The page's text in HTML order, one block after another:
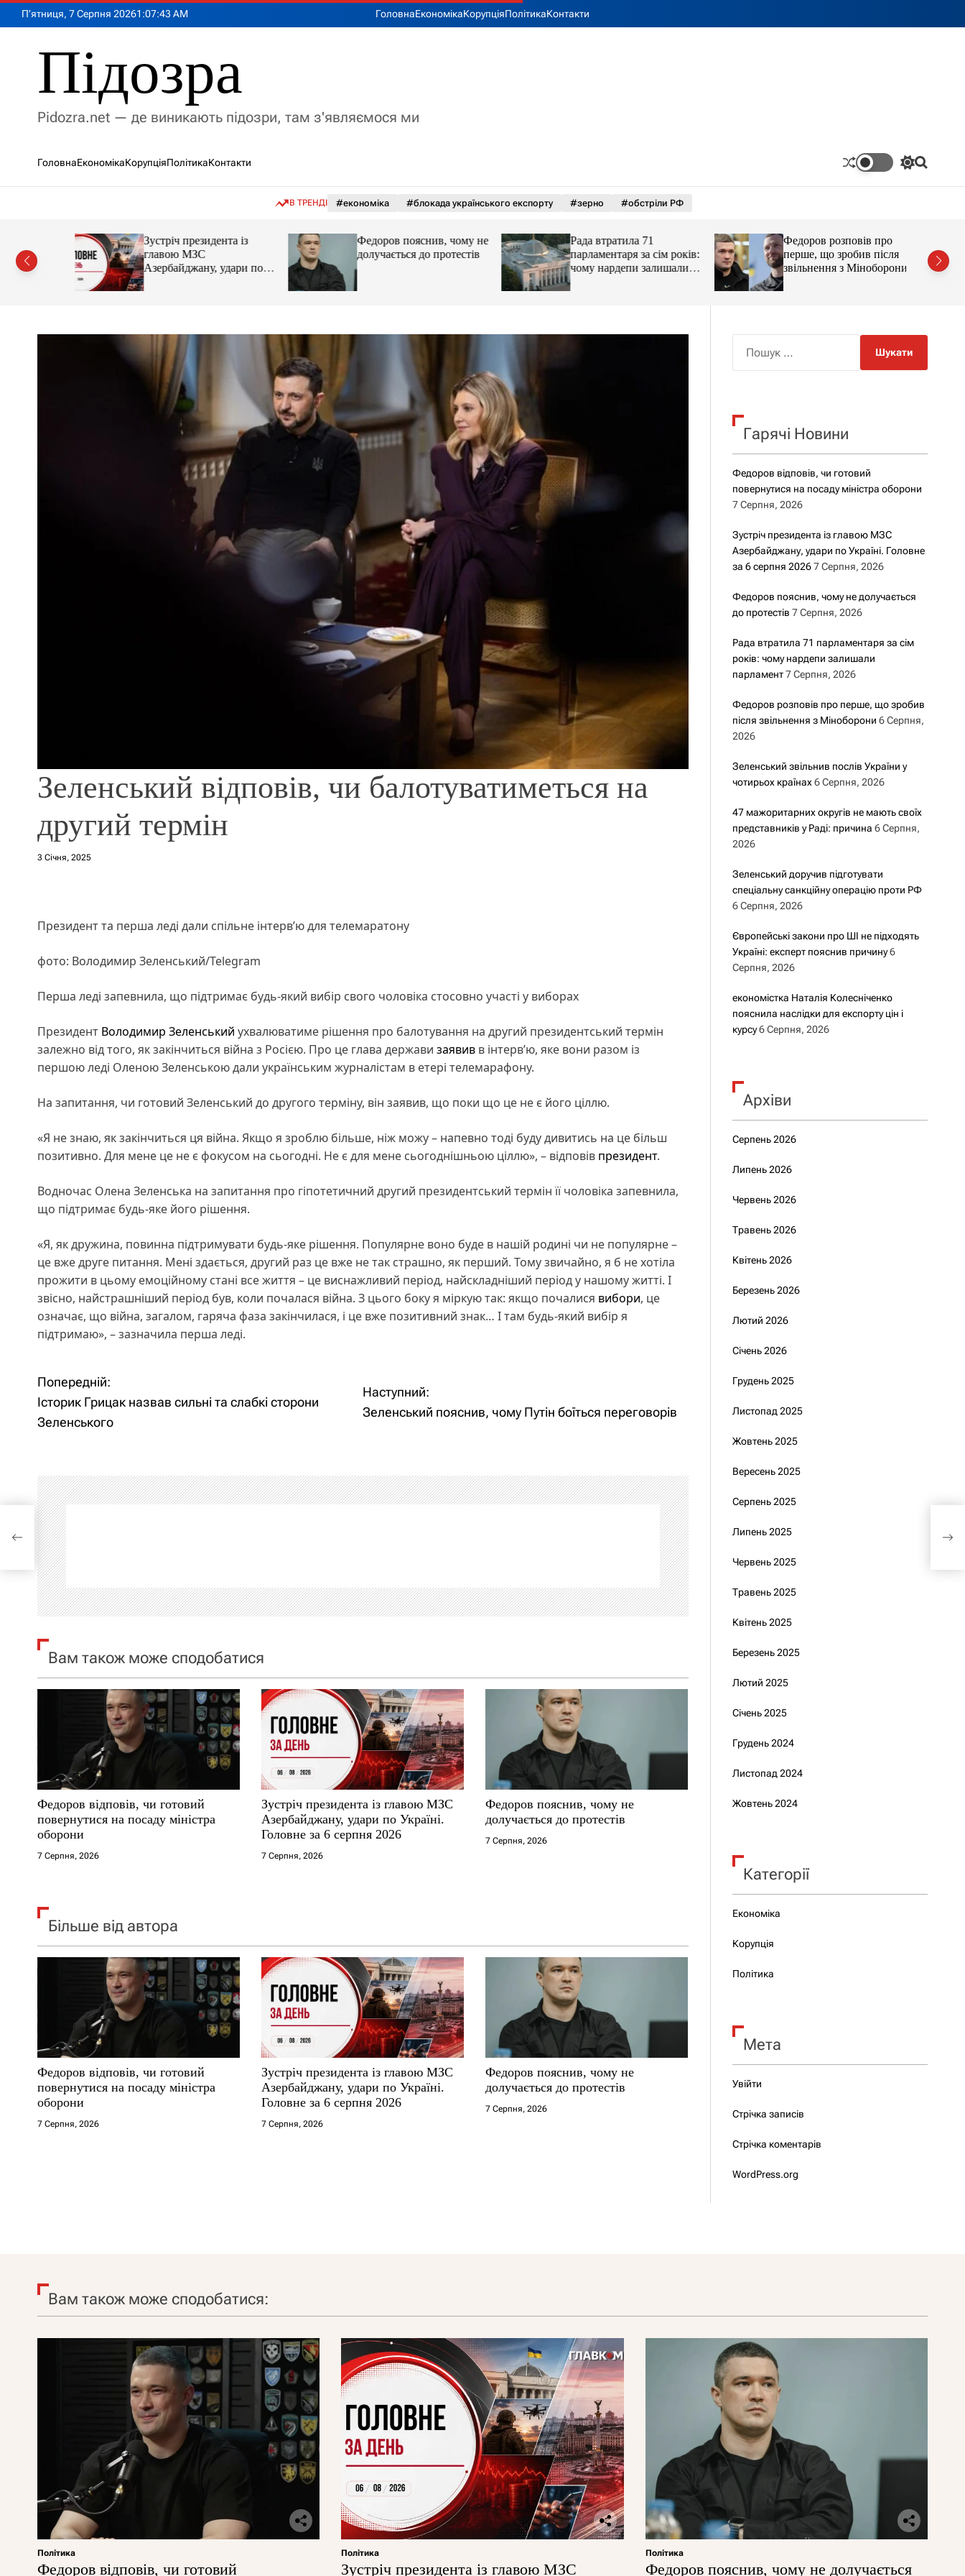
П’ятниця, 7 Серпня 20261 :07:44 AM ГоловнаЕкономікаКорупціяПолітикаКонтакти
Підозра
Pidozra.net — де виникають підозри, там з'являємося ми
ГоловнаЕкономікаКорупціяПолітикаКонтакти
П
к
а
ч
к
р
о
П
В ТРЕНДІ #економіка #блокада українського експорту #зерно #обстріли РФ
на
Зустріч президента із
главою МЗС
Азербайджану, удари по
Україні. Головне за 6
серпня 2026
Федоров пояснив, чому не
долучається до протестів
Рада втратила 71
парламентаря за сім років:
чому нардепи залишали
парламент
Федоров розповів про
перше, що зробив після
звільнення з Міноборони
Зеленський відповів, чи балотуватиметься на
другий термін
3 Січня, 2025
Президент та перша леді дали спільне інтерв’ю для телемаратону
фото: Володимир Зеленський/Telegram
Перша леді запевнила, що підтримає будь-який вибір свого чоловіка стосовно участі у виборах
Президент Володимир Зеленський ухвалюватиме рішення про балотування на другий президентський термін
залежно від того, як закінчиться війна з Росією. Про це глава держави заявив в інтерв’ю, яке вони разом із
першою леді Оленою Зеленською дали українським журналістам в етері телемарафону.
На запитання, чи готовий Зеленський до другого терміну, він заявив, що поки що це не є його ціллю.
«Я не знаю, як закінчиться ця війна. Якщо я зроблю більше, ніж можу – напевно тоді буду дивитись на це більш
позитивно. Для мене це не є фокусом на сьогодні. Не є для мене сьогоднішньою ціллю», – відповів президент.
Водночас Олена Зеленська на запитання про гіпотетичний другий президентський термін її чоловіка запевнила,
що підтримає будь-яке його рішення.
«Я, як дружина, повинна підтримувати будь-яке рішення. Популярне воно буде в нашій родині чи не популярне –
це вже друге питання. Мені здається, другий раз це вже не так страшно, як перший. Тому звичайно, я б не хотіла
прожити в цьому емоційному стані все життя – це виснажливий період, найскладніший період у нашому житті. І
звісно, найстрашніший період був, коли почалася війна. З цього боку я міркую так: якщо почалися вибори, це
означає, що війна, загалом, гаряча фаза закінчилася, і це вже позитивний знак… І там будь-який вибір я
підтримаю», – зазначила перша леді.
Н
а
і
г
а
ц
і
я
а
и
с
і
в
Попередній:
Історик Грицак назвав сильні та слабкі сторони
Зеленського
Наступний:
Зеленський пояснив, чому Путін боїться переговорів
Вам також може сподобатися
Федоров відповів, чи готовий
повернутися на посаду міністра
оборони
7 Серпня, 2026
Зустріч президента із главою МЗС
Азербайджану, удари по Україні.
Головне за 6 серпня 2026
7 Серпня, 2026
Федоров пояснив, чому не
долучається до протестів
7 Серпня, 2026
Більше від автора
Федоров відповів, чи готовий
повернутися на посаду міністра
оборони
7 Серпня, 2026
Зустріч президента із главою МЗС
Азербайджану, удари по Україні.
Головне за 6 серпня 2026
7 Серпня, 2026
Федоров пояснив, чому не
долучається до протестів
7 Серпня, 2026
к
Гарячі Новини
Федоров відповів, чи готовий
повернутися на посаду міністра оборони
7 Серпня, 2026
Зустріч президента із главою МЗС
Азербайджану, удари по Україні. Головне
за 6 серпня 2026 7 Серпня, 2026
Федоров пояснив, чому не долучається
до протестів 7 Серпня, 2026
Рада втратила 71 парламентаря за сім
років: чому нардепи залишали
парламент 7 Серпня, 2026
Федоров розповів про перше, що зробив
після звільнення з Міноборони 6 Серпня,
2026
Зеленський звільнив послів України у
чотирьох країнах 6 Серпня, 2026
47 мажоритарних округів не мають своїх
представників у Раді: причина 6 Серпня,
2026
Зеленський доручив підготувати
спеціальну санкційну операцію проти РФ
6 Серпня, 2026
Європейські закони про ШІ не підходять
Україні: експерт пояснив причину 6
Серпня, 2026
економістка Наталія Колесніченко
пояснила наслідки для експорту цін і
курсу 6 Серпня, 2026
Архіви
Серпень 2026
Липень 2026
Червень 2026
Травень 2026
Квітень 2026
Березень 2026
Лютий 2026
Січень 2026
Грудень 2025
Листопад 2025
Жовтень 2025
Вересень 2025
Серпень 2025
Липень 2025
Червень 2025
Травень 2025
Квітень 2025
Березень 2025
Лютий 2025
Січень 2025
Грудень 2024
Листопад 2024
Жовтень 2024
Категорії
Економіка
Корупція
Політика
Мета
Увійти
Стрічка записів
Стрічка коментарів
WordPress.org
Вам також може сподобатися:
Політика
Федоров відповів, чи готовий
Політика
Зустріч президента із главою МЗС
Політика
Федоров пояснив, чому не долучається